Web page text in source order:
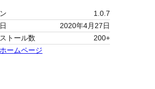
1.0.7
2020年4月27日
トール数
200+
ームページ